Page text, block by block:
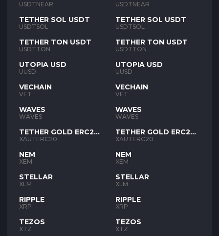
USDTNEAR
TETHER SOL USDT
USDTSOL
TETHER TON USDT
USDTTON
UTOPIA USD
UUSD
VECHAIN
VET
WAVES
WAVES
TETHER GOLD ERC20
XAUT
XAUTERC20
NEM
XEM
STELLAR
XLM
RIPPLE
XRP
TEZOS
XTZ
USDTNEAR
TETHER SOL USDT
USDTSOL
TETHER TON USDT
USDTTON
UTOPIA USD
UUSD
VECHAIN
VET
WAVES
WAVES
TETHER GOLD ERC20
XAUT
XAUTERC20
NEM
XEM
STELLAR
XLM
RIPPLE
XRP
TEZOS
XTZ